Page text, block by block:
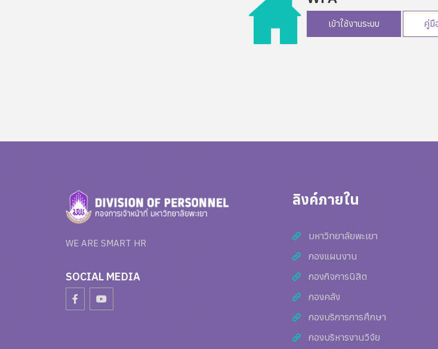
เข้าใช้งานระบบ คู่มื
WE ARE SMART HR
SOCIAL MEDIA
ลิงค์ภายใน
มหาวิทยาลัยพะเยา
กองแผนงาน
กองกิจการนิสิต
กองคลัง
กองบริการการศึกษา
กองบริหารงานวิจัย